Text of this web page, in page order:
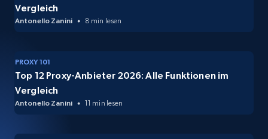
Vergleich
Antonello Zanini 8 min lesen
PROXY 101
Top 12 Proxy-Anbieter 2026: Alle Funktionen im
Vergleich
Antonello Zanini 11 min lesen